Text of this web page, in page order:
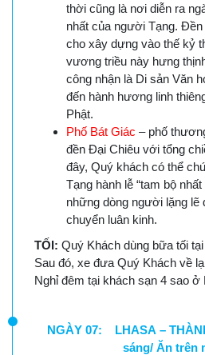
thời cũng là nơi diễn ra
nhất của người Tạng.
cho xây dựng vào thế kỷ
vương triều này hưng
công nhận là Di sản Văn
đến hành hương linh
Phật.
Phố Bát Giác – phố
đền Đại Chiêu với tổng
đây, Quý khách có thể
Tạng hành lễ “tam bộ
những dòng người lặng lẽ
chuyển luân kinh.
TỐI: Quý Khách dùng bữa tối
Sau đó, xe đưa Quý Khách về
Nghỉ đêm tại khách sạn 4 sao ở
NGÀY 07: LHASA –
sáng/ Ăn trên